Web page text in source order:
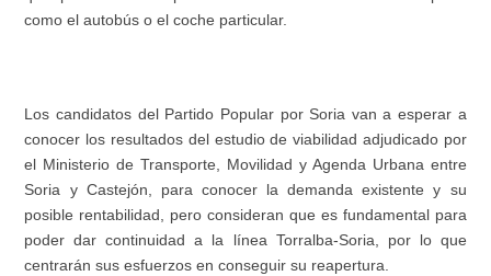
como el autobús o el coche particular.
Los candidatos del Partido Popular por Soria van a esperar a
conocer los resultados del estudio de viabilidad adjudicado por
el Ministerio de Transporte, Movilidad y Agenda Urbana entre
Soria y Castejón, para conocer la demanda existente y su
posible rentabilidad, pero consideran que es fundamental para
poder dar continuidad a la línea Torralba-Soria, por lo que
centrarán sus esfuerzos en conseguir su reapertura.